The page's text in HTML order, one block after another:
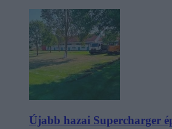
Újabb hazai Supercharger